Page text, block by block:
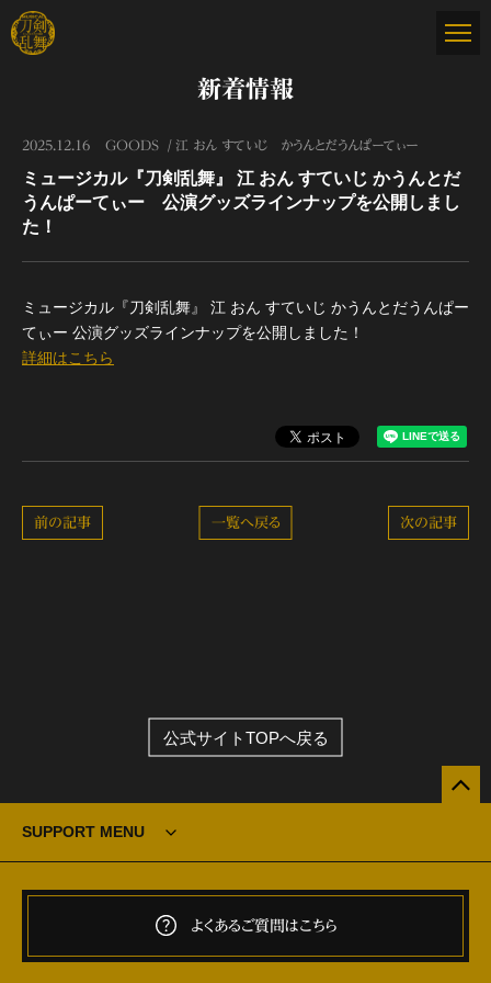
新着情報
2025.12.16 GOODS 江 おん すていじ かうんとだうんぱーてぃー
ミュージカル『刀剣乱舞』 江 おん すていじ かうんとだ
うんぱーてぃー 公演グッズラインナップを公開しまし
た！
ミュージカル『刀剣乱舞』 江 おん すていじ かうんとだうんぱー
てぃー 公演グッズラインナップを公開しました！
詳細はこちら
次の記事
一覧へ戻る
前の記事
公式サイトTOPへ戻る
SUPPORT MENU
よくあるご質問はこちら